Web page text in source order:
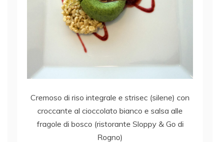
Cremoso di riso integrale e strisec (silene) con
croccante al cioccolato bianco e salsa alle
fragole di bosco (ristorante Sloppy & Go di
Rogno)